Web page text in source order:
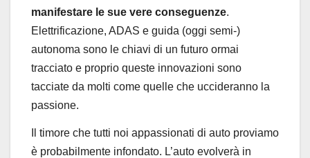
manifestare le sue vere conseguenze.
Elettrificazione, ADAS e guida (oggi semi-)
autonoma sono le chiavi di un futuro ormai
tracciato e proprio queste innovazioni sono
tacciate da molti come quelle che uccideranno la
passione.
Il timore che tutti noi appassionati di auto proviamo
è probabilmente infondato. L’auto evolverà in